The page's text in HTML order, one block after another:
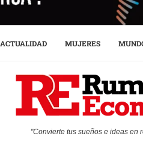
ACTUALIDAD MUJERES
"Convierte tus sueños e ideas en